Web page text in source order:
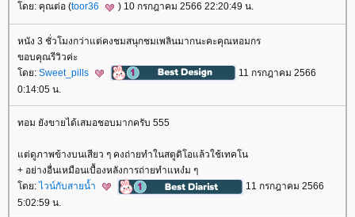
ดย: คุณต่อ (toor36 ) 10 กรกฎาคม 2566 22:20:49 น.
หนัง 3 ชั่วโมงกว่าแต่คงชมสนุกชมเพลินมากนะคะคุณหอมกร
ขอบคุณรีวิวค่ะ
ดย: Sweet_pills
11 กรกฎาคม 2566
0:14:05 น.
ทอม ยังขายได้เสมอชอบมากครับ 555
ต่ดูภาพข้างบนเสียว ๆ คงถ่ายทำในสตูดิโอแล้วใช้เทคโน
+ อย่างอื่นเหมือนเบื้องหลังการถ่ายทำแหง๋ม ๆ
ดย: ไวน์กับสายน้ำ
11 กรกฎาคม 2566
5:02:59 น.